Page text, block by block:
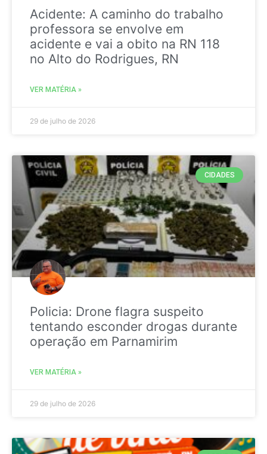
Acidente: A caminho do trabalho
professora se envolve em
acidente e vai a obito na RN 118
no Alto do Rodrigues, RN
VER MATÉRIA »
29 de julho de 2026
CIDADES
Policia: Drone flagra suspeito
tentando esconder drogas durante
operação em Parnamirim
VER MATÉRIA »
29 de julho de 2026